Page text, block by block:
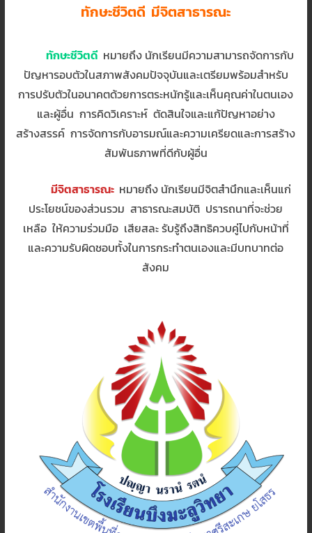
ทักษะชีวิตดี มีจิตสาธารณะ
ทักษะชีวิตดี หมายถึง นักเรียนมีความสามารถจัดการกับ
ปัญหารอบตัวในสภาพสังคมปัจจุบันและเตรียมพร้อมสำหรับ
การปรับตัวในอนาคตด้วยการตระหนักรู้และเห็นคุณค่าในตนเอง
และผู้อื่น การคิดวิเคราะห์ ตัดสินใจและแก้ปัญหาอย่าง
สร้างสรรค์ การจัดการกับอารมณ์และความเครียดและการสร้าง
สัมพันธภาพที่ดีกับผู้อื่น
มีจิตสาธารณะ หมายถึง นักเรียนมีจิตสำนึกและเห็นแก่
ประโยชน์ของส่วนรวม สาธารณะสมบัติ ปรารถนาที่จะช่วย
เหลือ ให้ความร่วมมือ เสียสละ รับรู้ถึงสิทธิควบคู่ไปกับหน้าที่
และความรับผิดชอบทั้งในการกระทำตนเองและมีบทบาทต่อ
สังคม